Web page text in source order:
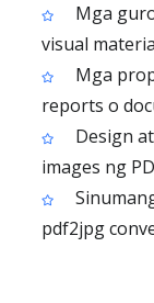
Mga
visual
Mga
reports o
Design
images ng
pdf2jpg